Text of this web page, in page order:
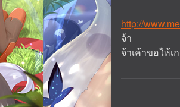
http://
จ้า
จ้าเค้าขอให้